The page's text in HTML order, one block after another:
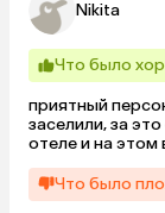
опоздавшим их
заканчивался.
Есть коврики
отеля. Есть
забронировать
даже мыть не
горной реки и
то ехать
рассмотрите
других
Nikita
Что было
приятный
заселили, за
отеле и на этом
Что было